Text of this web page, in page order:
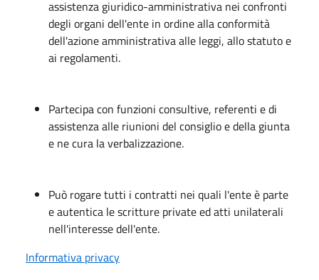
assistenza giuridico-amministrativa nei confronti
degli organi dell'ente in ordine alla conformità
dell'azione amministrativa alle leggi, allo statuto e
ai regolamenti.
Partecipa con funzioni consultive, referenti e di
assistenza alle riunioni del consiglio e della giunta
e ne cura la verbalizzazione.
Può rogare tutti i contratti nei quali l'ente è parte
e autentica le scritture private ed atti unilaterali
nell'interesse dell'ente.
Informativa privacy